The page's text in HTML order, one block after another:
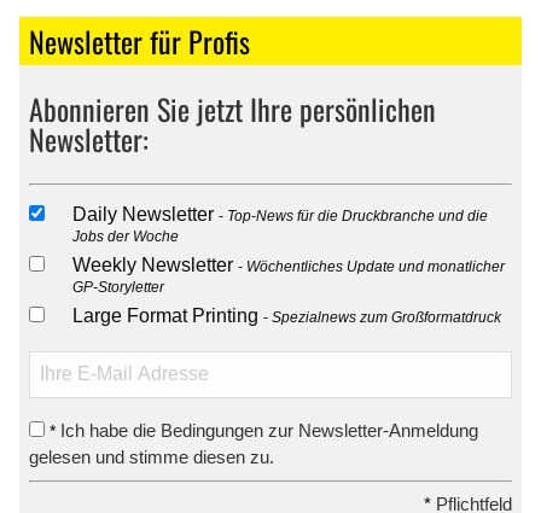
Newsletter für Profis
Abonnieren Sie jetzt Ihre persönlichen
Newsletter:
Daily Newsletter
Top-News für die Druckbranche und die
Jobs der Woche
Weekly Newsletter
Wöchentliches Update und monatlicher
GP-Storyletter
Large Format Printing Spezialnews zum Großformatdruck
* Ich habe die Bedingungen zur Newsletter-Anmeldung
gelesen und stimme diesen zu.
* Pflichtfeld